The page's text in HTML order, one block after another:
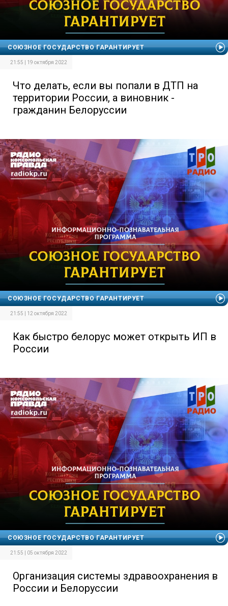
СОЮЗНОЕ ГОСУДАРСТВО ГАРАНТИРУЕТ
21:55 | 19 октября 2022
Что делать, если вы попали в ДТП на
территории России, а виновник -
гражданин Белоруссии
СОЮЗНОЕ ГОСУДАРСТВО ГАРАНТИРУЕТ
21:55 | 12 октября 2022
Как быстро белорус может открыть ИП в
России
СОЮЗНОЕ ГОСУДАРСТВО ГАРАНТИРУЕТ
21:55 | 05 октября 2022
Организация системы здравоохранения в
России и Белоруссии